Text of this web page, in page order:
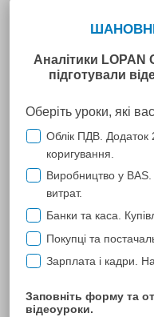
рабочие дни с 8 до 20
Техническое
остановки ЕРНН, не
кроме аварийных
день, такой день
Напомним, что
налоговых
налоговым накладным в
предельных сроков:
для НН/РК,
дня (включительно
составлены;
для НН/РК,
день(
для расчетов
товаров/услуг к